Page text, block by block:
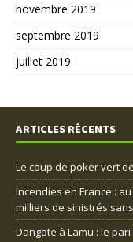
novembre 2019
septembre 2019
juillet 2019
ARTICLES RÉCENTS
Le coup de poker vert
Incendies en France :
milliers de sinistrés
Dangote à Lamu : le